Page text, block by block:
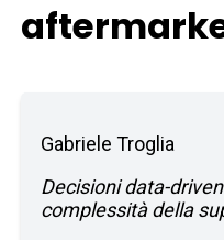
Gabriele Troglia
Decisioni data-
complessità della